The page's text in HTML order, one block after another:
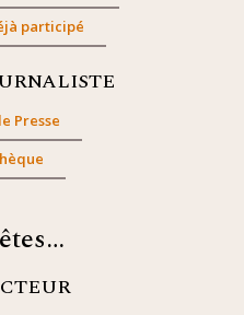
participé
Presse